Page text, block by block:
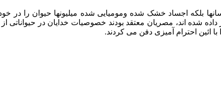
بلکه اجساد خشک شده ومومیایی شده میلیونها حیوان را در
شده اند، مصریان معتقد بودند خصوصیات خدایان در حیواناتی
ائین احترام آمیزی دفن می کردند.